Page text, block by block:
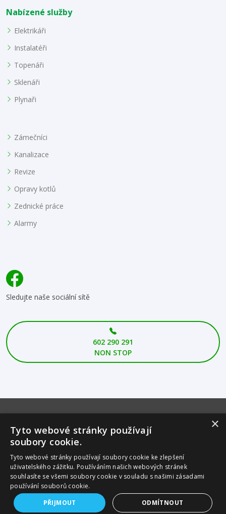
Nabízené služby
Elektrikáři
Instalatéři
Topenáři
Sklenáři
Plynaři
Zámečníci
Kanalizace
Revize
Opravy kotlů
Zednické práce
Alarmy
Sledujte naše sociální sítě
602 290 291
NON STOP
Akceptujeme platební karty
Certifikace
© CopyrightAAA ZTS
Všechna práva vyhrazena.
×
Tyto webové stránky používají
soubory cookie.
Tyto webové stránky používají soubory cookie ke zlepšení
uživatelského zážitku. Používáním našich webových stránek
souhlasíte se všemi soubory cookie v souladu s našimi zásadami
používání souborů cookie.
PŘIJMOUT
ODMÍTNOUT